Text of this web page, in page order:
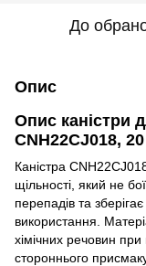
До
Опис
Опис каністри
CNH22CJ018,
Каністра
щільності, який не
перепадів та зберігає
використання.
хімічних речовин при
стороннього